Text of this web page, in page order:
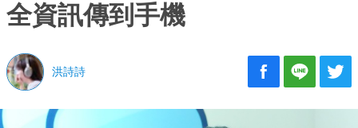
全資訊傳到手機
洪詩詩